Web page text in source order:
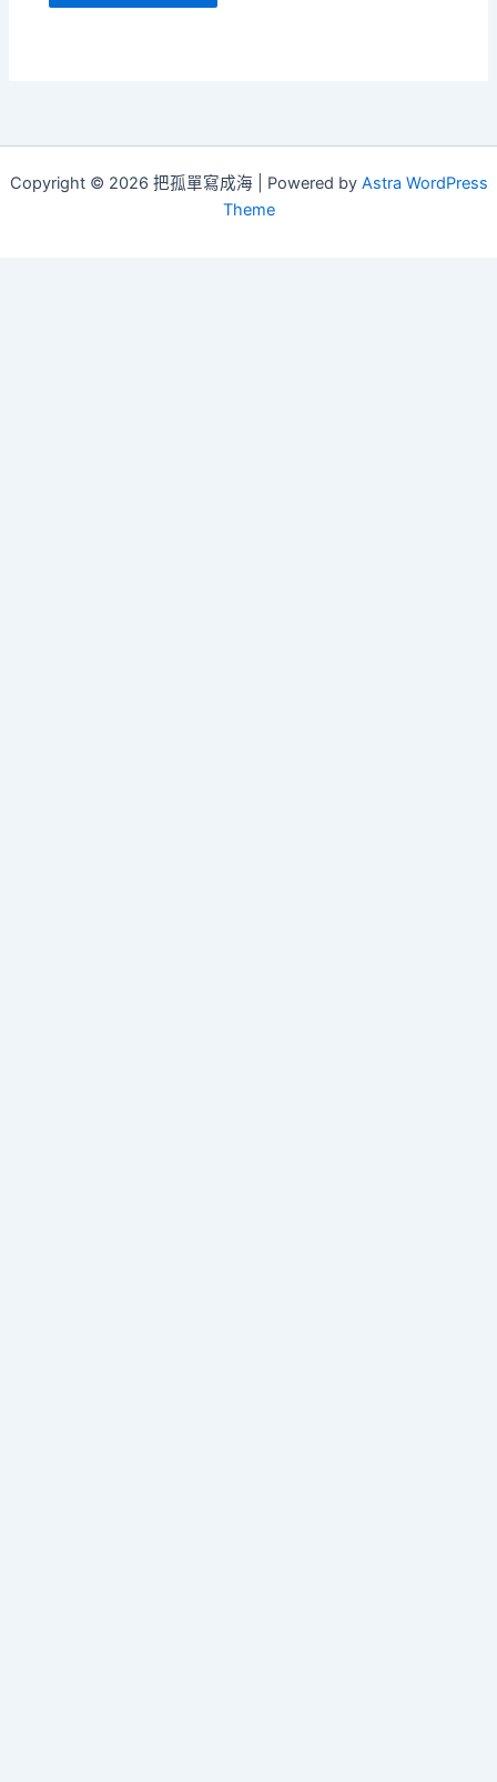
Copyright © 2026 把孤單寫成海 | Powered by Astra WordPress
Theme